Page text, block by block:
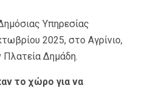
Υπηρεσίας
2025, στο Αγρίνιο,
Δημάδη.
το χώρο για να